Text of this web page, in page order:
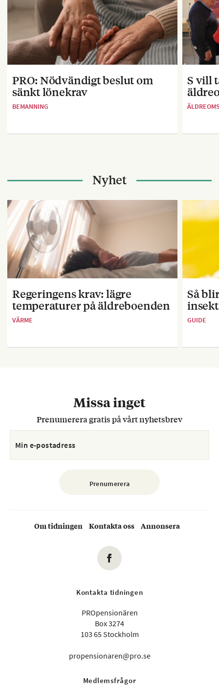
PRO: Nödvändigt beslut om
sänkt lönekrav
BEMANNING
S vill
Nyhet
Regeringens krav: lägre
temperaturer på äldreboenden
VÄRME
Så
GUIDE
Missa inget
Prenumerera gratis på vårt nyhetsbrev
Om tidningen Kontakta oss Annonsera
Kontakta tidningen
PROpensionären
Box 3274
103 65 Stockholm
propensionaren@pro.se
Medlemsfrågor